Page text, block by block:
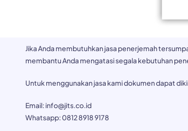
Jika Anda membutuhkan jasa penerjemah
membantu Anda mengatasi segala kebutuhan
Untuk menggunakan jasa kami dokumen dapat
Email: info@jits.co.id
Whatsapp: 0812 8918 9178